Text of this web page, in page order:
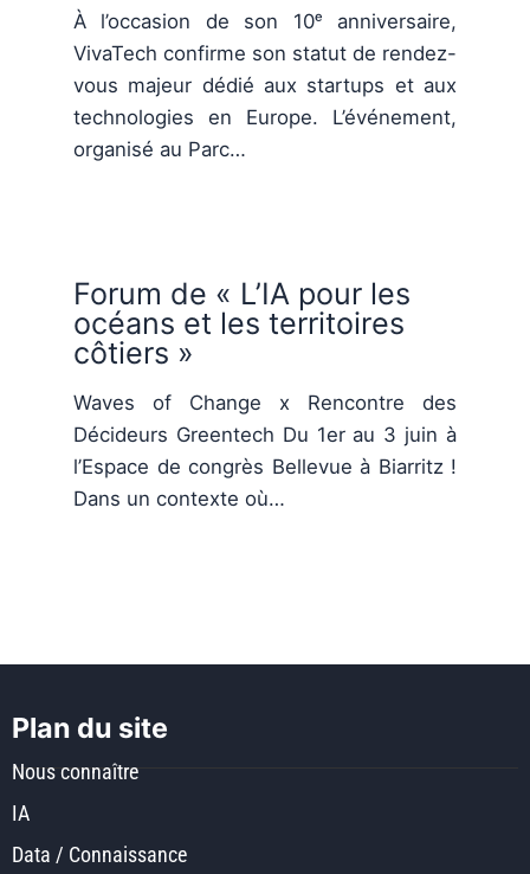
À l’occasion de son 10ᵉ anniversaire,
VivaTech confirme son statut de rendez-
vous majeur dédié aux startups et aux
technologies en Europe. L’événement,
organisé au Parc…
Forum de « L’IA pour les
océans et les territoires
côtiers »
Waves of Change x Rencontre des
Décideurs Greentech Du 1er au 3 juin à
l’Espace de congrès Bellevue à Biarritz !
Dans un contexte où…
Plan du site
Nous connaître
IA
Data / Connaissance